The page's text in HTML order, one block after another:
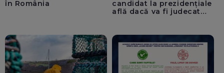
în România
candidat la prezidențiale
află dacă va fi judecat